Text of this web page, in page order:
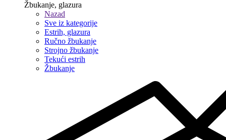
Žbukanje, glazura
Nazad
Sve iz kategorije
Estrih, glazura
Ručno žbukanje
Strojno žbukanje
Tekući estrih
Žbukanje